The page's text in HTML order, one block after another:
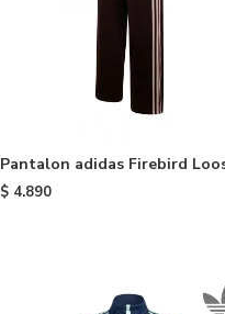
Pantalon adidas Firebird
Aurora Coffee
$ 4.890